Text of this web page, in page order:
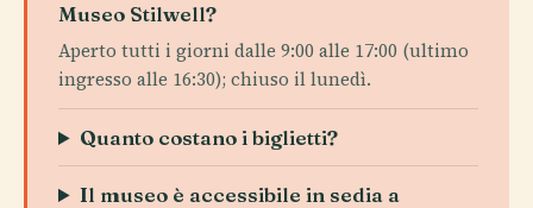
Museo Stilwell?
Aperto tutti i giorni dalle 9:00 alle 17:00 (ultimo
ingresso alle 16:30); chiuso il lunedì.
Quanto costano i biglietti?
Il museo è accessibile in sedia a